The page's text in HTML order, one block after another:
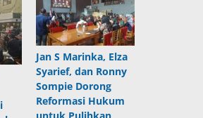
Jan S Marinka, Elza
Syarief, dan Ronny
Sompie Dorong
Reformasi Hukum